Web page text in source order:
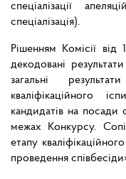
спеціалізації
спеціалізація).
Рішенням Комісії
декодовані
загальні
кваліфікаційного
кандидатів на посади
межах Конкурсу.
етапу
проведення